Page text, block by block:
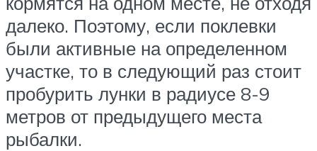
далеко. Поэтому, если поклевки
были активные на определенном
участке, то в следующий раз стоит
пробурить лунки в радиусе 8-9
метров от предыдущего места
рыбалки.